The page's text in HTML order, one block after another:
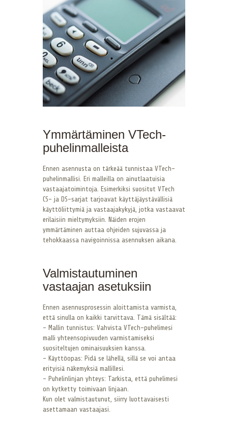
Ymmärtäminen VTech-
puhelinmalleista
Ennen asennusta on tärkeää tunnistaa VTech-
puhelinmallisi. Eri malleilla on ainutlaatuisia
vastaajatoimintoja. Esimerkiksi suositut VTech
CS- ja DS-sarjat tarjoavat käyttäjäystävällisiä
käyttöliittymiä ja vastaajakykyjä, jotka vastaavat
erilaisiin mieltymyksiin. Näiden erojen
ymmärtäminen auttaa ohjeiden sujuvassa ja
tehokkaassa navigoinnissa asennuksen aikana.
Valmistautuminen
vastaajan asetuksiin
Ennen asennusprosessin aloittamista varmista,
että sinulla on kaikki tarvittava. Tämä sisältää:
– Mallin tunnistus: Vahvista VTech-puhelimesi
malli yhteensopivuuden varmistamiseksi
suositeltujen ominaisuuksien kanssa.
– Käyttöopas: Pidä se lähellä, sillä se voi antaa
erityisiä näkemyksiä mallillesi.
– Puhelinlinjan yhteys: Tarkista, että puhelimesi
on kytketty toimivaan linjaan.
Kun olet valmistautunut, siirry luottavaisesti
asettamaan vastaajasi.